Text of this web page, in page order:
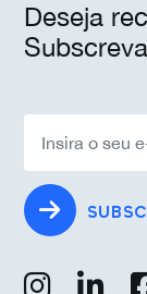
Deseja